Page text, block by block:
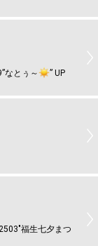
なとぅ～ ️” UP
福生七夕まつ